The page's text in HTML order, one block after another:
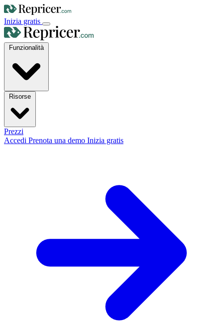
Inizia gratis
Funzionalità
Prezzi
Accedi Prenota una demo Inizia gratis